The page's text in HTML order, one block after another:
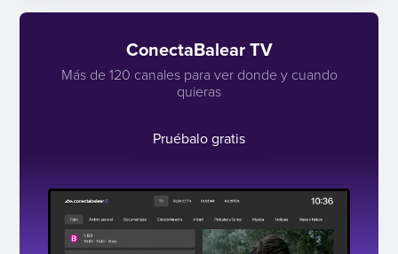
ConectaBalear TV
Más de 120 canales para ver donde y cuando
quieras
Pruébalo gratis